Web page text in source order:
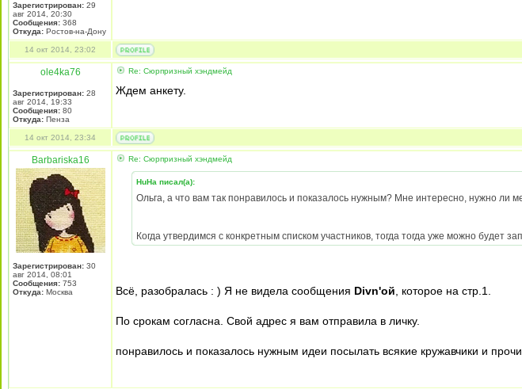
Зарегистрирован: 29
авг 2014, 20:30
Сообщения: 368
Откуда: Ростов-на-Дону
14 окт 2014, 23:02
ole4ka76
Зарегистрирован: 28
авг 2014, 19:33
Сообщения: 80
Откуда: Пенза
Re: Сюрпризный хэндмейд
Ждем анкету.
14 окт 2014, 23:34
Barbariska16
Зарегистрирован: 30
авг 2014, 08:01
Сообщения: 753
Откуда: Москва
Re: Сюрпризный хэндмейд
HuHa писал(а):
Ольга, а что вам так понравилось и показалось нужным? Мне интересно, нужно ли
Когда утвердимся с конкретным списком участников, тогда тогда уже можно будет
Всё, разобралась : ) Я не видела сообщения Divn'ой , которое на стр.1.
По срокам согласна. Свой адрес я вам отправила в личку.
понравилось и показалось нужным идеи посылать всякие кружавчики и